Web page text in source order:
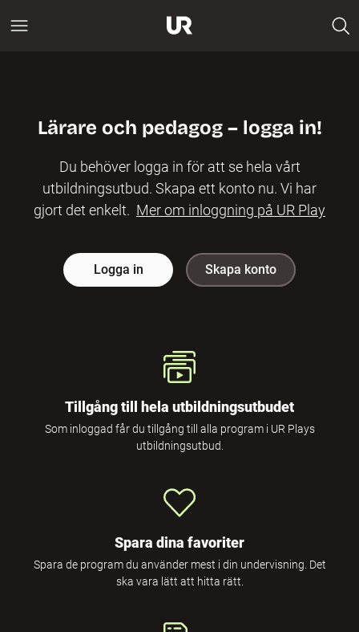
Lärare och pedagog – logga in!
Du behöver logga in för att se hela vårt
utbildningsutbud. Skapa ett konto nu. Vi har
gjort det enkelt. Mer om inloggning på UR Play
Logga in Skapa konto
Tillgång till hela utbildningsutbudet
Som inloggad får du tillgång till alla program i UR Plays
utbildningsutbud.
Spara dina favoriter
Spara de program du använder mest i din undervisning. Det
ska vara lätt att hitta rätt.